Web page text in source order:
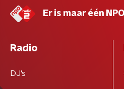
Er is maar één
Radio
DJ’s